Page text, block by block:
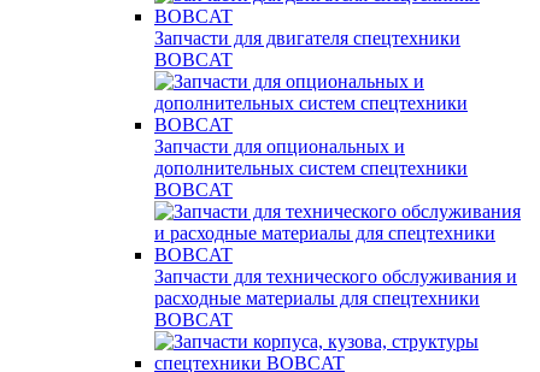
Запчасти для двигателя спецтехники
BOBCAT
Запчасти для опциональных и
дополнительных систем спецтехники
BOBCAT
Запчасти для технического обслуживания и
расходные материалы для спецтехники
BOBCAT